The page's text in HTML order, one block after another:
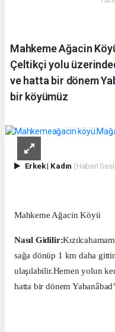
Mahkeme Ağacin
Çeltikçi yolu
ve hatta bir dönem
bir köyümüz
Erkek| Kadın (Haberi
Mahkeme Ağacin Köyü
Nasıl Gidilir:
sağa dönüp 1 km daha
ulaşılabilir.Hemen yolun
hatta bir dönem